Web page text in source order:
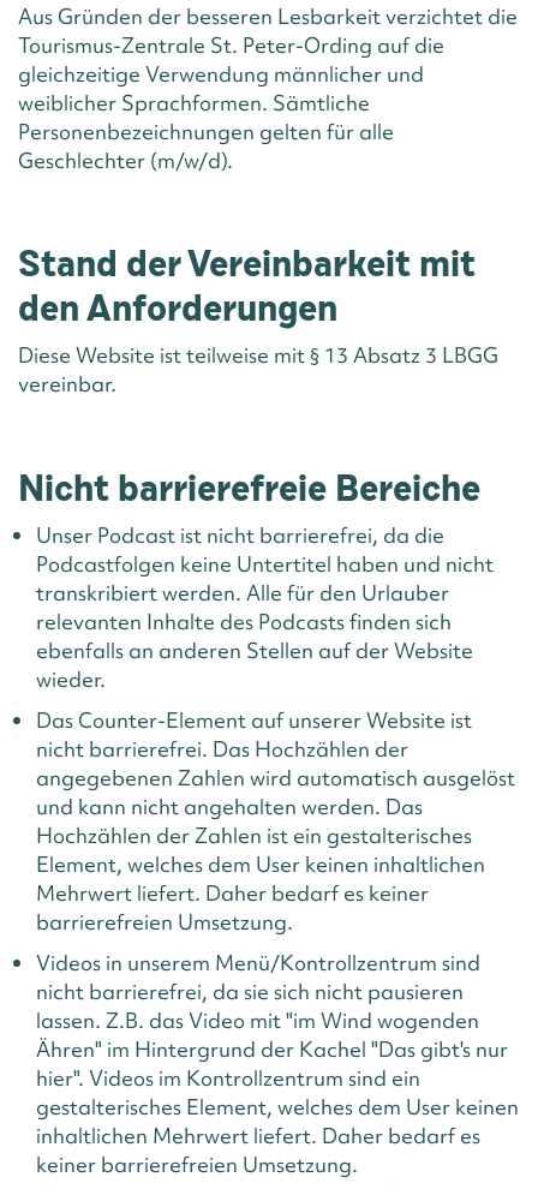
Aus Gründen der besseren Lesbarkeit verzichtet die
Tourismus-Zentrale St. Peter-Ording auf die
gleichzeitige Verwendung männlicher und
weiblicher Sprachformen. Sämtliche
Personenbezeichnungen gelten für alle
Geschlechter (m/w/d).
Stand der Vereinbarkeit mit
den Anforderungen
Diese Website ist teilweise mit § 13 Absatz 3 LBGG
vereinbar.
Nicht barrierefreie Bereiche
Unser Podcast ist nicht barrierefrei, da die
Podcastfolgen keine Untertitel haben und nicht
transkribiert werden. Alle für den Urlauber
relevanten Inhalte des Podcasts finden sich
ebenfalls an anderen Stellen auf der Website
wieder.
Das Counter-Element auf unserer Website ist
nicht barrierefrei. Das Hochzählen der
angegebenen Zahlen wird automatisch ausgelöst
und kann nicht angehalten werden. Das
Hochzählen der Zahlen ist ein gestalterisches
Element, welches dem User keinen inhaltlichen
Mehrwert liefert. Daher bedarf es keiner
barrierefreien Umsetzung.
Videos in unserem Menü/Kontrollzentrum sind
nicht barrierefrei, da sie sich nicht pausieren
lassen. Z.B. das Video mit "im Wind wogenden
Ähren" im Hintergrund der Kachel "Das gibt's nur
hier". Videos im Kontrollzentrum sind ein
gestalterisches Element, welches dem User keinen
inhaltlichen Mehrwert liefert. Daher bedarf es
keiner barrierefreien Umsetzung.